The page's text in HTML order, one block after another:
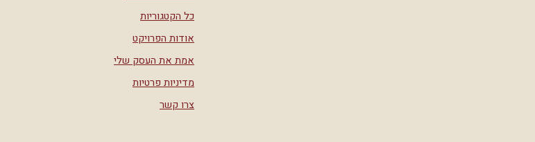
כל הקטגוריות
אודות הפרויקט
אמת את העסק שלי
מדיניות פרטיות
צרו קשר